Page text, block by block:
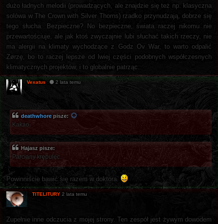
dużo ładnych melodii (prowadzących, ale znajdzie się też np. klasyczna
solówa w The Crown with Silver Thorns) rzadko przynudzają, dobrze się
tego słucha. Bezpieczne? No bezpieczne, świata raczej nikomu nie
przewartościuje, ale jak ktoś zwyczajnie lubi słuchać takich rzeczy, nie
ma alergii na klimaty wychodzące z Godz Ov War, to warto odpalić
Zørzę, bo to raczej lepsze od lwiej części podobnych współczesnych
klimatycznych projektów, i to globalnie patrząc.
Vexatus 2 lata temu
deathwhore pisze:
Kakao.
Hajasz pisze:
Parciany krępulec.
Powinniście bawić się razem w doktora.
TITELITURY 2 lata temu
Zupełnie inne odczucia z mojej strony. Ten zespół jest żywym dowodem